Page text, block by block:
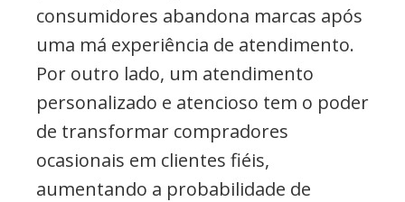
consumidores abandona marcas após
uma má experiência de atendimento.
Por outro lado, um atendimento
personalizado e atencioso tem o poder
de transformar compradores
ocasionais em clientes fiéis,
aumentando a probabilidade de